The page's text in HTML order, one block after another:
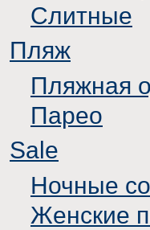
Слитные
Пляж
Пляжная
Парео
Sale
Ночные
Женские